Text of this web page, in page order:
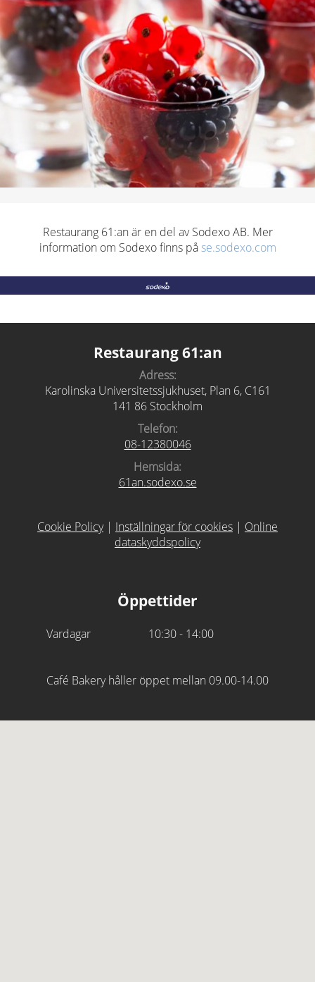
Restaurang 61:an är en del av Sodexo AB. Mer
information om Sodexo finns påse.sodexo.com
Restaurang 61:an
Adress:
Karolinska Universitetssjukhuset, Plan 6, C161
141 86 Stockholm
Telefon:
08-12380046
Hemsida:
61an.sodexo.se
Cookie Policy| Inställningar för cookies | Online
dataskyddspolicy
Öppettider
Vardagar 10:30 - 14:00
Café Bakery håller öppet mellan 09.00-14.00